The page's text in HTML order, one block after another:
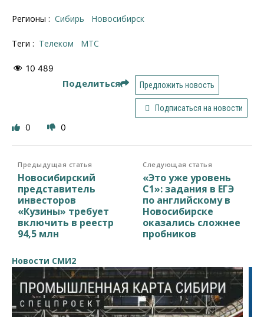
Регионы : Сибирь Новосибирск
Теги : телеком МТС
10 489
Поделиться Предложить новость
Подписаться на новости
0 0
Предыдущая статья
Новосибирский
представитель
инвесторов
«Кузины» требует
включить в реестр
94,5 млн
Следующая статья
«Это уже уровень
C1»: задания в ЕГЭ
по английскому в
Новосибирске
оказались сложнее
пробников
Новости СМИ2